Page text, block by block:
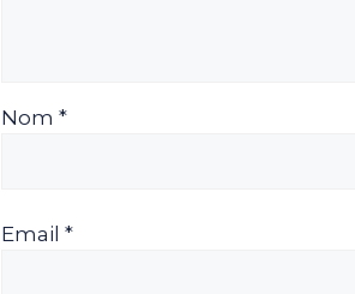
Nom *
Email *